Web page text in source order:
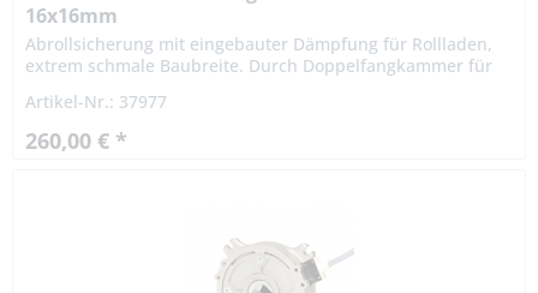
16x16mm
Abrollsicherung mit eingebauter Dämpfung für Rollladen,
extrem schmale Baubreite. Durch Doppelfangkammer für
oder...
Artikel-Nr.: 37977
260,00 € *